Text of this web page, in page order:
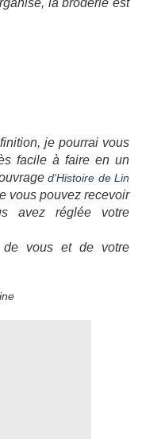
la broderie est
je pourrai vous
facile à faire en un
d'Histoire de Lin
vous pouvez recevoir
avez réglée votre
de vous et de votre